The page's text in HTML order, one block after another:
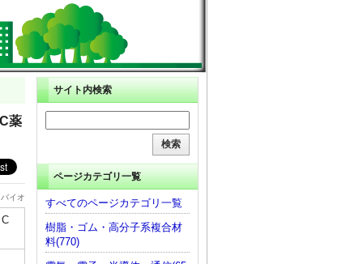
薬
イオ
サイト内検索
ページカテゴリ一覧
すべてのページカテゴリ一覧
樹脂・ゴム・高分子系複合材
料(770)